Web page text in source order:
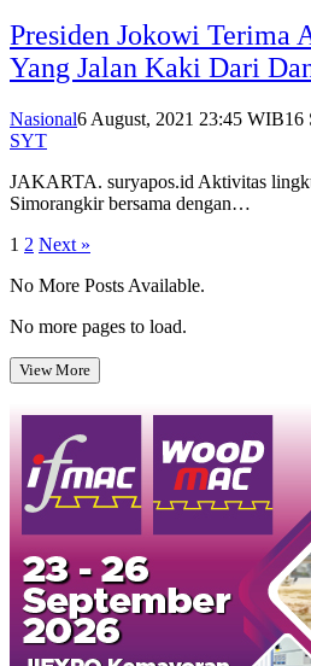
Presiden Jokowi Terima
Yang Jalan Kaki Dari
Nasional6 August, 2021 23:45 WIB16
SYT
JAKARTA. suryapos.id Aktivitas
Simorangkir bersama dengan…
Posts
pagination
1 2 Next »
No More Posts Available.
No more pages to load.
View More